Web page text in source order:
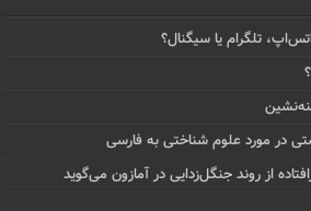
تلگرام یا سیگنال؟
در مورد علوم شناختی به فارسی
از روند جنگل‌زدایی در آمازون می‌گوید